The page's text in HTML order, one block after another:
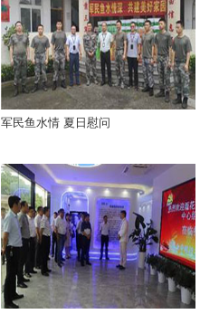
军民鱼水情 夏日慰问